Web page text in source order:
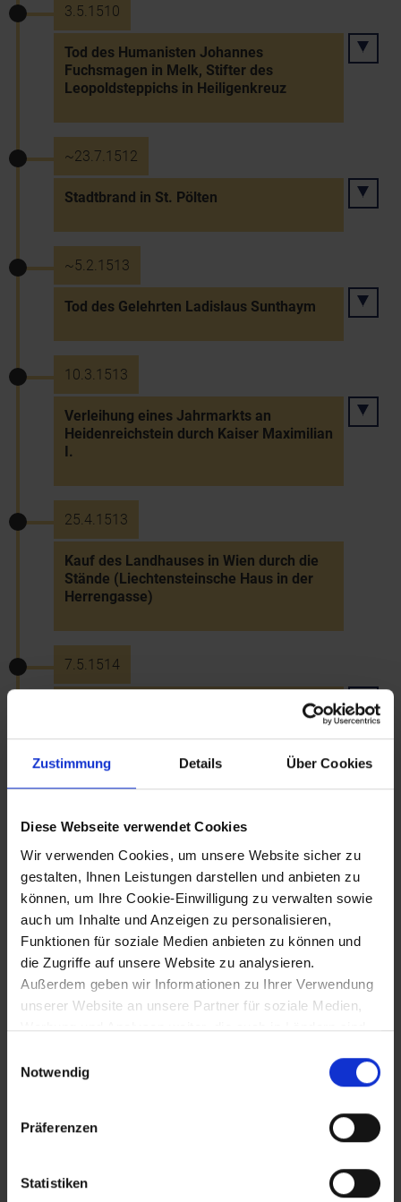
Zustimmung Details Über Cookies
Diese Webseite verwendet Cookies
Wir verwenden Cookies, um unsere Website sicher zu
gestalten, Ihnen Leistungen darstellen und anbieten zu
können, um Ihre Cookie-Einwilligung zu verwalten sowie
auch um Inhalte und Anzeigen zu personalisieren,
Funktionen für soziale Medien anbieten zu können und
die Zugriffe auf unsere Website zu analysieren.
Außerdem geben wir Informationen zu Ihrer Verwendung
unserer Website an unsere Partner für soziale Medien,
Werbung und Analysen weiter, die auch in Ländern sind,
gegeben ist, und in denen Sie Ihre Rechte uU nicht
effektiv durchsetzen können. Unsere Partner führen
diese Informationen möglicherweise mit weiteren Daten
zusammen, die Sie ihnen bereitgestellt haben oder die
haben.
Notwendig
Präferenzen
Statistiken
3.5.1510
Tod des Humanisten Johannes
Fuchsmagen in Melk, Stifter des
Leopoldsteppichs in Heiligenkreuz
~23.7.1512
Stadtbrand in St. Pölten
~5.2.1513
Tod des Gelehrten Ladislaus Sunthaym
10.3.1513
Verleihung eines Jahrmarkts an
Heidenreichstein durch Kaiser Maximilian
I.
25.4.1513
Kauf des Landhauses in Wien durch die
Stände (Liechtensteinsche Haus in der
Herrengasse)
7.5.1514
Privileg Kaiser Maximilians I. für Krems
Brunnen zu errichten
Wappen- und Siegelverleihung an
Stockerau durch Kaiser Maximilian I.
6.7.1515
Zusammentreffen Kaiser Maximilians I.
und König Wladislaws II. von Ungarn in
Trautmannsdorf
22.7.1515
Habsburgisch-ungarische Doppelhochzeit